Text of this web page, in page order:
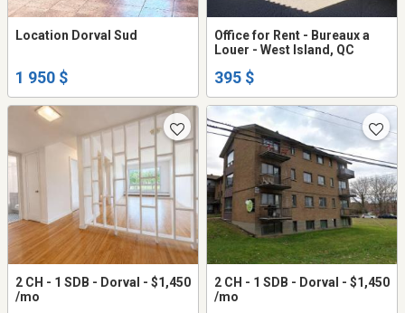
Location Dorval Sud
1 950 $
Office for Rent - Bureaux a
Louer - West Island, QC
395 $
2 CH - 1 SDB - Dorval - $1,450
/mo
2 CH - 1 SDB - Dorval - $1,450
/mo